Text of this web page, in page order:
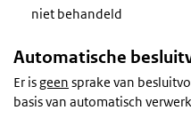
niet behandeld
Automatische
Er isgeen sprake van
basis van automatisch